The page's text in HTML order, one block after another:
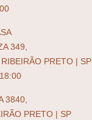
349,
PRETO | SP
3840,
PRETO | SP